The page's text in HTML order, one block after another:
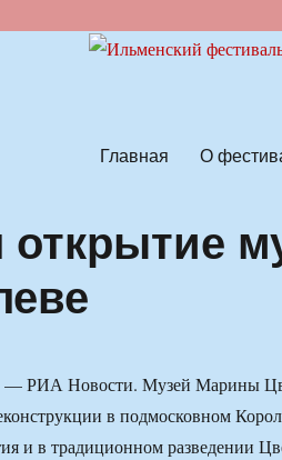
Главная О
Новости. Музей Марины
в подмосковном
и в традиционном разведении